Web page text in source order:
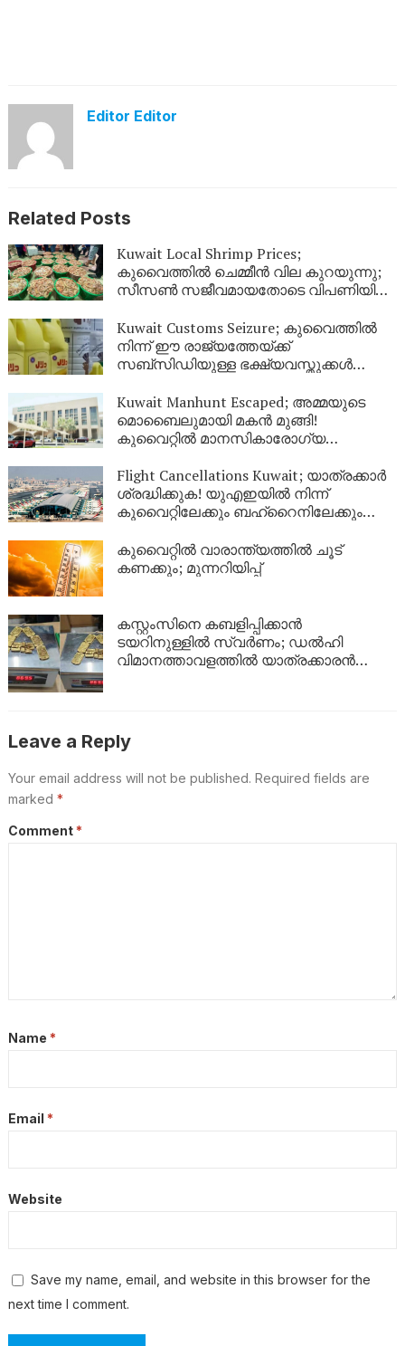
Editor Editor
Related Posts
Kuwait Local Shrimp Prices;
കുവൈത്തിൽ ചെമ്മീൻ വില കുറയുന്നു;
സീസൺ സജീവമായതോടെ വിപണിയിൽ
Kuwait Customs Seizure; കുവൈത്തിൽ
നിന്ന് ഈ രാജ്യത്തേയ്ക്ക്
സബ്സിഡിയുള്ള ഭക്ഷ്യവസ്തുക്കൾ
Kuwait Manhunt Escaped; അമ്മയുടെ
മൊബൈലുമായി മകൻ മുങ്ങി!
കുവൈറ്റിൽ മാനസികാരോഗ്യ
യുവാവിനായി പോലീസ് തിരച്ചിൽ
Flight Cancellations Kuwait; യാത്രക്കാർ
ശ്രദ്ധിക്കുക! യുഎഇയിൽ നിന്ന്
കുവൈറ്റിലേക്കും ബഹ്‌റൈനിലേക്കും
ഇങ്ങനെ
കുവൈറ്റിൽ വാരാന്ത്യത്തിൽ ചൂട്
കണക്കും; മുന്നറിയിപ്പ്
കസ്റ്റംസിനെ കബളിപ്പിക്കാൻ
ടയറിനുള്ളിൽ സ്വർണം; ഡൽഹി
വിമാനത്താവളത്തിൽ യാത്രക്കാരൻ
Leave a Reply
Your email address will not be published. Required fields are
marked *
Comment *
Name *
Email *
Website
Save my name, email, and website in this browser for the
next time I comment.